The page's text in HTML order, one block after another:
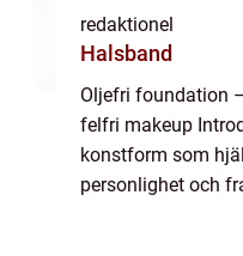
redaktionel
Halsband
Oljefri foundation
felfri makeup
konstform som
personlighet och